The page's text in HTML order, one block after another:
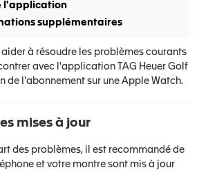
l'application
supplémentaires
à résoudre les problèmes courants
avec l'application TAG Heuer Golf
de l'abonnement sur une Apple Watch.
mises à jour
des problèmes, il est recommandé de
et votre montre sont mis à jour